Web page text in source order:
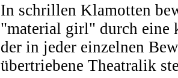
In schrillen Klamotten
"material girl" durch eine
der in jeder einzelnen
übertriebene Theatralik